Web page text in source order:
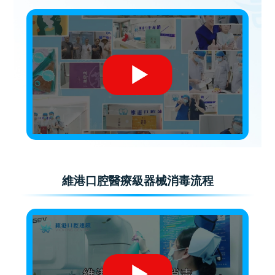
維港口腔醫療級器械消毒流程